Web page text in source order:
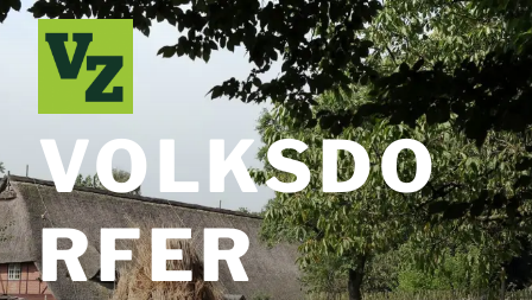
Zum
Inhalt
springen
VOLKSDO
RFER